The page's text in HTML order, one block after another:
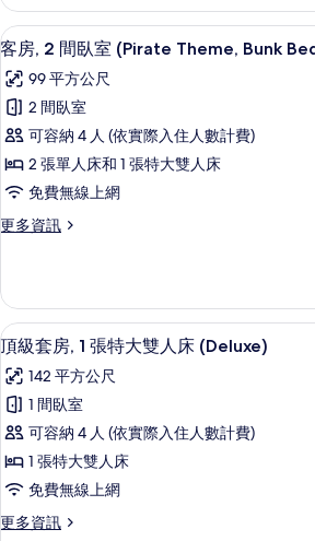
的
所
有
相
片
2
間
臥
(Mermaid
Theme)
詳
情
顯
示
客
房,
2
間
臥
室
Bunk
Beds)
的
所
有
相
片
客房, 2
7
客房, 2 間臥室 (Pirate Theme, Bunk
99 平方公尺
2 間臥室
可容納 4 人 (依實際入住人數計費)
2 張單人床和 1 張特大雙人床
免費無線上網
更多資訊
更
2
間
臥
室
(Pirate
Theme,
Beds)
的
詳
情
顯
示
頂
級
套
房,
張
獨立浴缸
6
頂級套房, 1 張特大雙人床 (Deluxe)
142 平方公尺
1 間臥室
可容納 4 人 (依實際入住人數計費)
1 張特大雙人床
免費無線上網
更多資訊
更